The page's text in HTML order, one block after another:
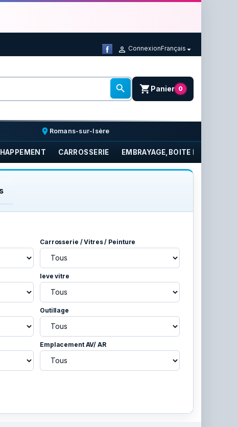
 ConnexionFrançais
 shopping_cartPanier 0
place Romans-sur-Isère
CARROSSERIE EMBRAYAGE,BOITE DE
Carrosserie / Vitres / Peinture
leve vitre
Outillage
Emplacement AV/ AR